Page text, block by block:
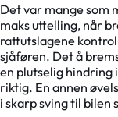
Det var mange som
maks uttelling, når
rattutslagene
sjåføren. Det å
en plutselig hindring
riktig. En annen
i skarp sving til bilen